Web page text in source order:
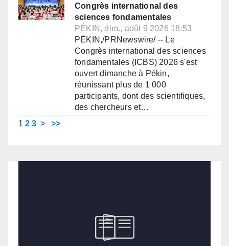
Congrès international des
sciences fondamentales
PÉKIN, dim., août 9 2026 18:53
PÉKIN,/PRNewswire/ -- Le
Congrès international des sciences
fondamentales (ICBS) 2026 s'est
ouvert dimanche à Pékin,
réunissant plus de 1 000
participants, dont des scientifiques,
des chercheurs et…
1 2 3 > >>